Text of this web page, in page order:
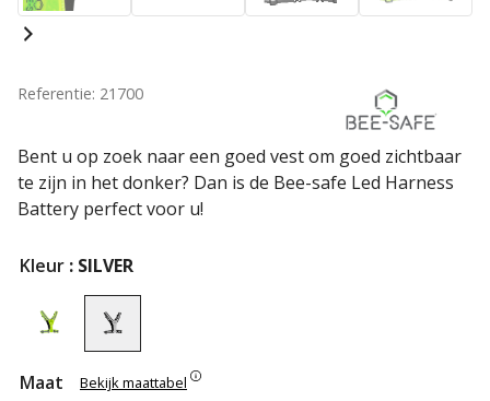
Referentie: 21700
Bent u op zoek naar een goed vest om goed zichtbaar
te zijn in het donker? Dan is de Bee-safe Led Harness
Battery perfect voor u!
Kleur : SILVER
Maat Bekijk maattabel